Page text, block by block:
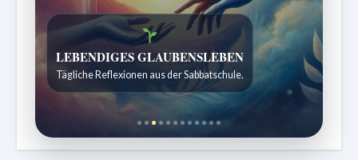
Bibelgeschichten zum Staunen
Kindergeschichten für 7 bis 12 Jahre.